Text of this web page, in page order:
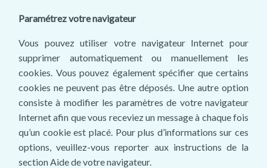
Paramétrez votre navigateur
Vous pouvez utiliser votre navigateur Internet pour
supprimer automatiquement ou manuellement les
cookies. Vous pouvez également spécifier que certains
cookies ne peuvent pas être déposés. Une autre option
consiste à modifier les paramètres de votre navigateur
Internet afin que vous receviez un message à chaque fois
qu’un cookie est placé. Pour plus d’informations sur ces
options, veuillez-vous reporter aux instructions de la
section Aide de votre navigateur.